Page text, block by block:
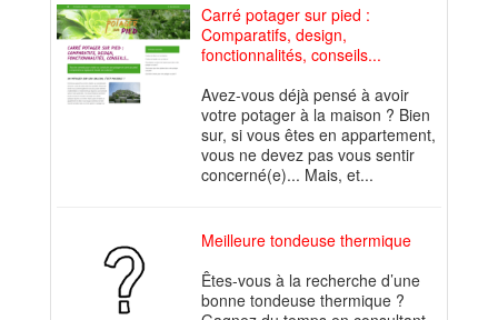
Carré potager sur pied :
Comparatifs, design,
fonctionnalités, conseils...
Avez-vous déjà pensé à avoir
votre potager à la maison ? Bien
sur, si vous êtes en appartement,
vous ne devez pas vous sentir
concerné(e)... Mais, et...
Meilleure tondeuse thermique
Êtes-vous à la recherche d’une
bonne tondeuse thermique ?